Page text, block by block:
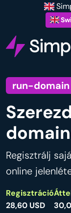
run-domain
Regisztrálj
online
Regisztráció
28,60 USD